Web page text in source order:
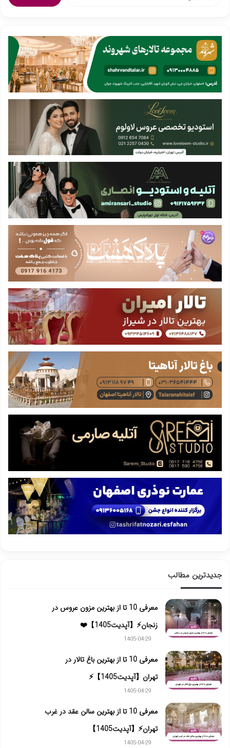
ج
و
ب
ر
ا
ی
:
جدیدترین مطالب
معرفی 10 تا از بهترین مزون عروس در
زنجان⚡【آپدیت1405】❤️
1405-04-29
معرفی 10 تا از بهترین باغ تالار در
تهران【آپدیت1405】⚡️
1405-04-29
معرفی 10 تا از بهترین سالن عقد در غرب
تهران⚡【آپدیت1405】
1405-04-29